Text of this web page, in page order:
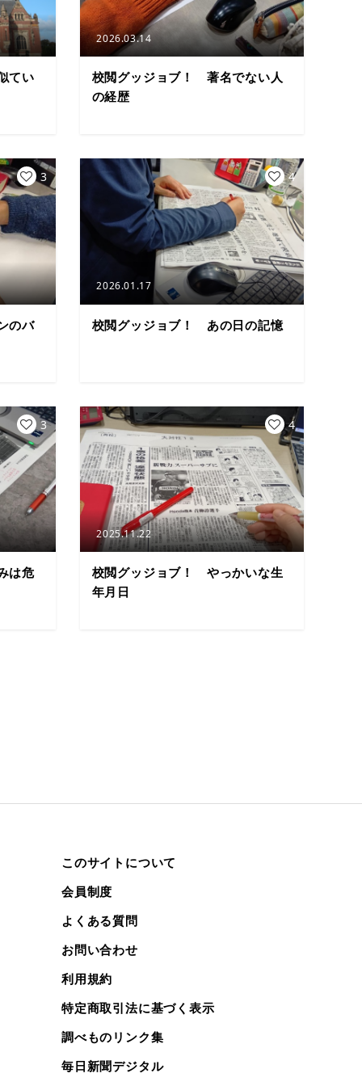
てい
2026.03.14
校閲グッジョブ！ 著名でない人
の経歴
のバ
3
2026.01.17
校閲グッジョブ！ あの日の記憶
4
は危
3
2025.11.22
校閲グッジョブ！ やっかいな生
年月日
4
このサイトについて
会員制度
よくある質問
お問い合わせ
利用規約
特定商取引法に基づく表示
調べものリンク集
毎日新聞デジタル